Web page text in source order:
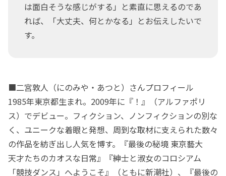
は面白そうな感じがする」と素直に思えるのであ
れば、「大丈夫、何とかなる」とお伝えしたいで
す。
■二宮敦人（にのみや・あつと）さんプロフィール
1985年東京都生まれ。2009年に『！』（アルファポリ
ス）でデビュー。フィクション、ノンフィクションの別な
く、ユニークな着眼と発想、周到な取材に支えられた数々
の作品を紡ぎ出し人気を博す。『最後の秘境 東京藝大
天才たちのカオスな日常』『紳士と淑女のコロシアム
「競技ダンス」へようこそ』（ともに新潮社）、『最後の